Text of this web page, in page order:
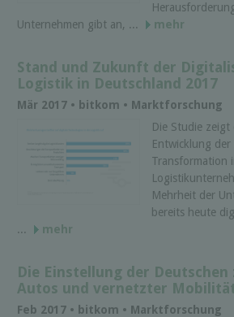
Unternehmen gibt an, ...
mehr
Stand und Zukunft der
Logistik in Deutschland 2017
Mär 2017 • bitkom • Marktforschung
Die Studie
Entwicklung der
Transformation
Mehrheit der
bereits heute
...
mehr
Die Einstellung der Deutschen
Autos und vernetzter
Feb 2017 • bitkom • Marktforschung